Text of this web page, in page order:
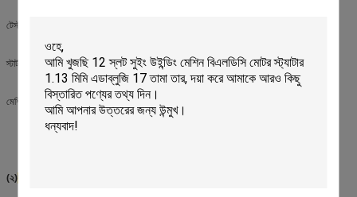
টেস্ট টান ভোল্টেজ, মুক্তি ভোল্টেজ, আনলোড কর্মক্ষমতা, লোড কর্মক্ষমতা, ব্রেক কর্মক্ষমতা,
স্টার্টার মোটরের স্পিড টেস্টের সময় বিদ্যুৎ বন্ধের পারফরম্যান্স,
মেশিনটি মুদ্রণ করতে পারে, বৈশিষ্ট্য এবং পরামিতি সংরক্ষণ করতে পারে।
(২)সুবিধা